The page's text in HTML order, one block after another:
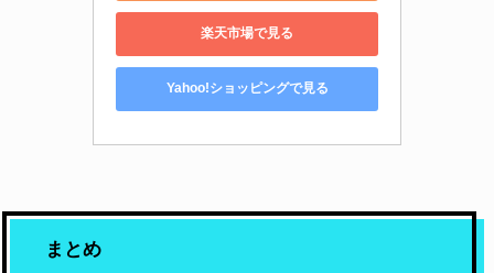
楽天市場で見る
Yahoo!ショッピングで見る
まとめ